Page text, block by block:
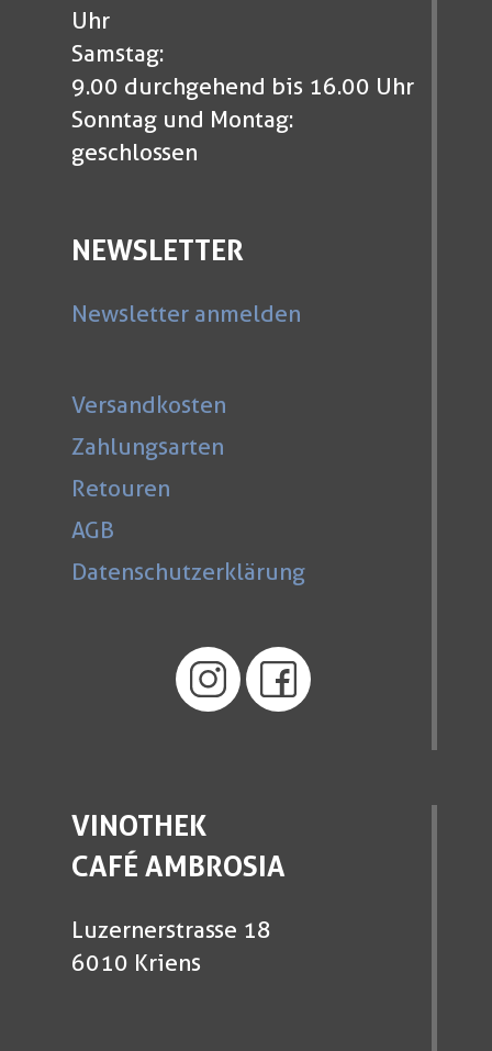
Uhr
Samstag:
9.00 durchgehend bis 16.00 Uhr
Sonntag und Montag:
geschlossen
NEWSLETTER
Newsletter anmelden
Versandkosten
Zahlungsarten
Retouren
AGB
Datenschutzerklärung
VINOTHEK
CAFÉ AMBROSIA
Luzernerstrasse 18
6010 Kriens